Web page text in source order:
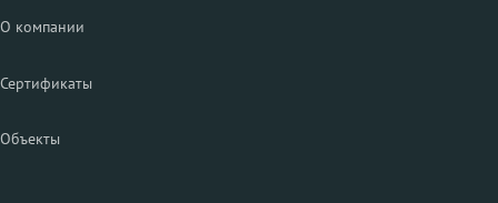
О компании
Сертификаты
Объекты